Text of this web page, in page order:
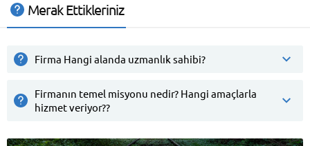
Merak Ettikleriniz
Firma Hangi alanda uzmanlık sahibi?
Firmanın temel misyonu nedir? Hangi amaçlarla
hizmet veriyor??